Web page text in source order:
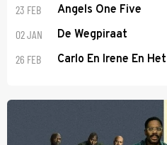
23 FEB Angels One Five
02 JAN De Wegpiraat
26 FEB Carlo En Irene En